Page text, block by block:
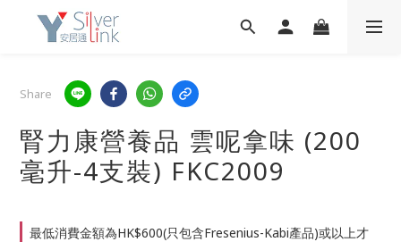
Share
腎力康營養品 雲呢拿味 (200
毫升-4支裝) FKC2009
最低消費金額為HK$600(只包含Fresenius-Kabi產品)或以上才